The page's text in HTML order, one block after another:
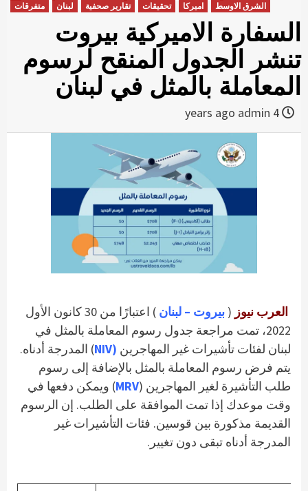
الشرق الاوسط
اميركا تحقيقات تقارير صحفية لبنان متفرقات
السفارة الاميركية بيروت
تنشر الجدول المنقح لرسوم
المعاملة بالمثل في لبنان
admin
العرب نيوز ( بيروت – لبنان
) اعتبارًا من 30 كانون الأول
2022، تمت مراجعة جدول رسوم المعاملة بالمثل في
لبنان لفئات تأشيرات غير المهاجرين (NIV
) المدرجة أدناه.
يتم فرض رسوم المعاملة بالمثل بالإضافة إلى رسوم
طلب التأشيرة لغير المهاجرين (MRV) ويمكن دفعها في
وقت موعدك إذا تمت الموافقة على الطلب. إن الرسوم
القديمة مذكورة بين قوسين. فئات التأشيرات غير
المدرجة أدناه تبقى دون تغيير.